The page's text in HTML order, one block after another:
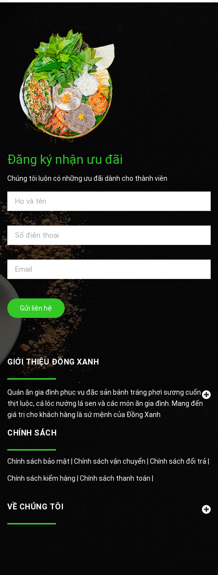
Đăng ký nhận ưu đãi
Chúng tôi luôn có những ưu đãi dành cho thành viên
Gửi liên hệ
GIỚI THIỆU ĐỒNG XANH
Quán ăn gia đình phục vụ đặc sản bánh tráng phơi sương cuốn
thịt luộc, cá lóc nướng lá sen và các món ăn gia đình. Mang đến
giá trị cho khách hàng là sứ mệnh của Đồng Xanh
CHÍNH SÁCH
Chính sách bảo mật | Chính sách vận chuyển | Chính sách đổi trả |
Chính sách kiểm hàng | Chính sách thanh toán |
VỀ CHÚNG TÔI